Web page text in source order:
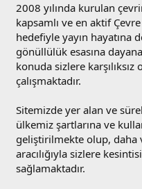
2008 yılında kurulan
kapsamlı ve en aktif
hedefiyle yayın hayatına
gönüllülük esasına
konuda sizlere
çalışmaktadır.
Sitemizde yer alan ve
ülkemiz şartlarına ve
geliştirilmekte olup, daha
aracılığıyla sizlere
sağlamaktadır.